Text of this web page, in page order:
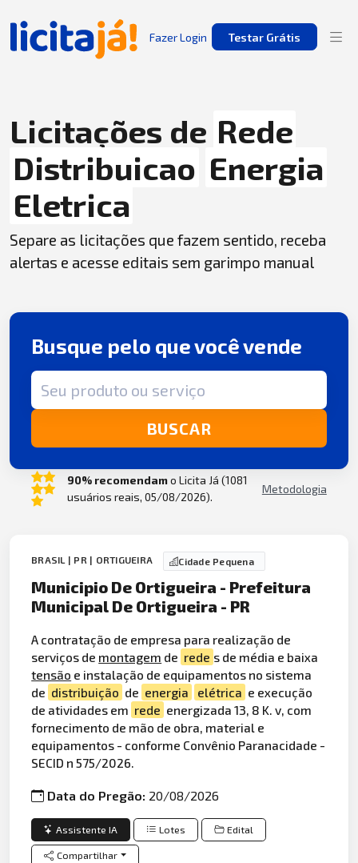
Fazer Login Testar Grátis
Licitações de Rede
Distribuicao Energia
Eletrica
Separe as licitações que fazem sentido, receba
alertas e acesse editais sem garimpo manual
Busque pelo que você vende
Termo de busca
BUSCAR
90% recomendamo Licita Já (1081
usuários reais, 05/08/2026).
Metodologia
BRASIL | PR | ORTIGUEIRA Cidade Pequena
Municipio De Ortigueira - Prefeitura
Municipal De Ortigueira - PR
A contratação de empresa para realização de
serviços de montagem de rede s de média e baixa
tensão e instalação de equipamentos no sistema
de distribuição de energia elétrica e execução
de atividades em rede energizada 13, 8 K. v, com
fornecimento de mão de obra, material e
equipamentos - conforme Convênio Paranacidade -
SECID n 575/2026.
Data do Pregão: 20/08/2026
Assistente IA Lotes Edital
Compartilhar